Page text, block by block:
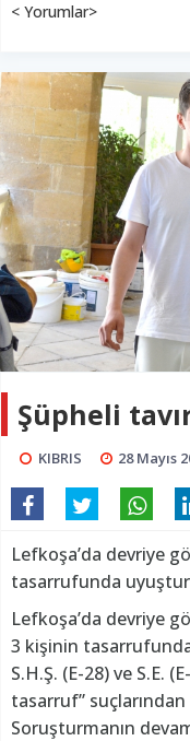
< Yorumlar>
Şüpheli
KIBRIS 28 Mayıs
Lefkoşa’da devriye
tasarrufunda
Lefkoşa’da devriye
3 kişinin
S.H.Ş. (E-28) ve S.E.
tasarruf” suçlarından
Soruşturmanın